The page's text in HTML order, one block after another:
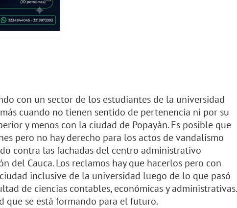
con un sector de los estudiantes de la universidad
cuando no tienen sentido de pertenencia ni por su
y menos con la ciudad de Popayàn. Es posible que
pero no hay derecho para los actos de vandalismo
contra las fachadas del centro administrativo
del Cauca. Los reclamos hay que hacerlos pero con
inclusive de la universidad luego de lo que pasó
de ciencias contables, económicas y administrativas.
que se está formando para el futuro.